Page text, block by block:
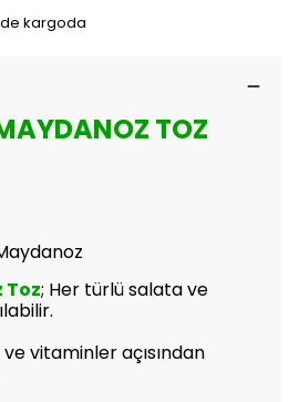
kargoda
TOZ
Toz; Her türlü salata ve
vitaminler açısından